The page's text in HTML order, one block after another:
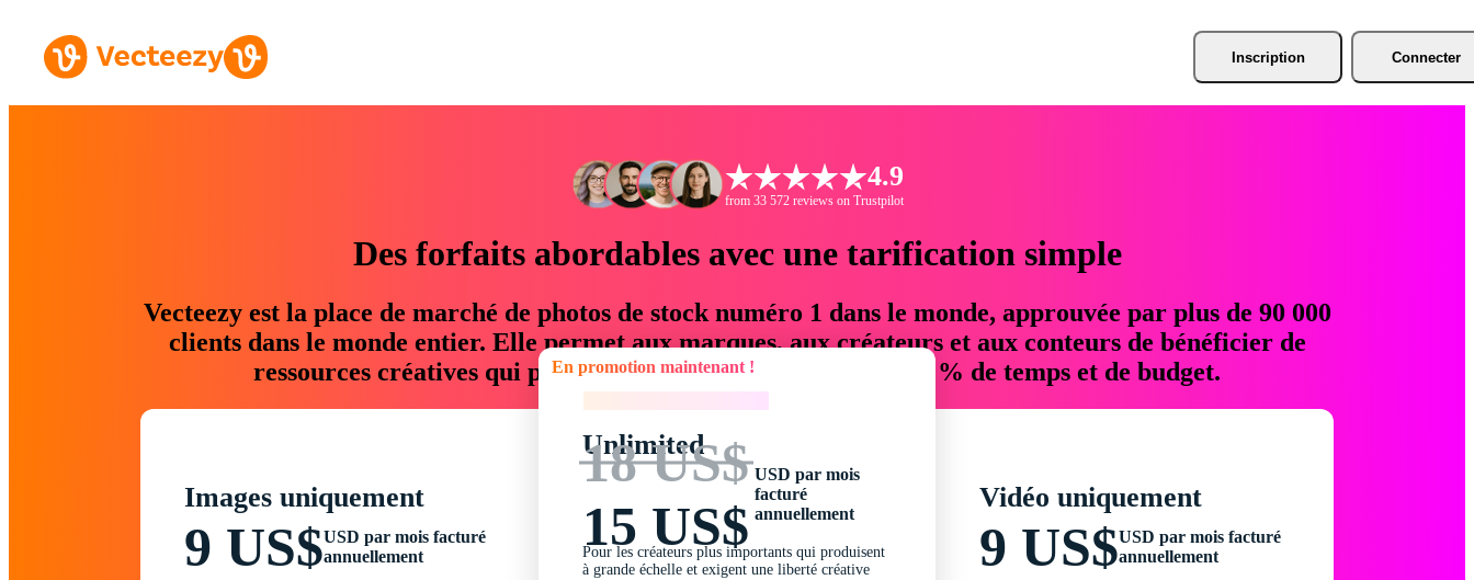
Inscription Connecter
4.9
from 33 572 reviews on Trustpilot
Des forfaits abordables avec une tarification simple
Vecteezy est la place de marché de photos de stock numéro 1 dans le monde, approuvée par plus de 90 000
clients dans le monde entier. Elle permet aux marques, aux créateurs et aux conteurs de bénéficier de
ressources créatives qui permettent d'économiser jusqu'à 76 % de temps et de budget.
Images uniquement
9 US$USD par mois facturé
annuellement
En promotion maintenant !
Unlimited
18 US$
15 US$
USD par mois
facturé
annuellement
Pour les créateurs plus importants qui produisent
à grande échelle et exigent une liberté créative
Vidéo uniquement
9 US$USD par mois facturé
annuellement